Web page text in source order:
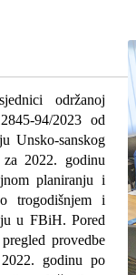
održanoj
94/2023 od
Unsko-sanskog
2022. godinu
planiranju i
trogodišnjem i
u FBiH. Pored
provedbe
2022. godinu po